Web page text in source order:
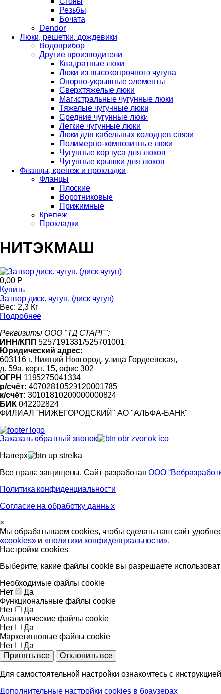
Резьбы
Бочата
Dendor
Люки, решетки, дождевики
Водоприбор
Другие производители
Квадратные люки
Люки из высокопрочного чугуна
Опорно-укрывные элементы
Сверхтяжелые люки
Магистральные чугунные люки
Тяжелые чугунные люки
Средние чугунные люки
Легкие чугунные люки
Люки для кабельных колодцев связи
Полимерно-композитные люки
Чугунные корпуса для люков
Чугунные крышки для люков
Фланцы, крепеж и прокладки
Фланцы
Плоские
Воротниковые
Прижимные
Крепеж
Прокладки
НИТЭКМАШ
0,00 Р
Купить
Затвор диск. чугун. (диск чугун)
Вес: 2,3 Кг
Подробнее
Реквизиты ООО "ТД СТАРГ":
ИНН/КПП 5257191331/525701001
Юридический адрес:
603116 г. Нижний Новгород, улица Гордеевская,
д. 59а, корп. 15, офис 302
ОГРН 1195275041334
р/счёт: 40702810529120001785
к/счёт: 30101810200000000824
БИК 042202824
ФИЛИАЛ "НИЖЕГОРОДСКИЙ" АО "АЛЬФА-БАНК"
Заказать обратный звонок
Наверх
Все права защищены. Сайт разработан ООО
Политика конфиденциальности
Согласие на обработку данных
×
Мы обрабатываем cookies, чтобы сделать наш сайт
«cookies» и «политики конфиденциальности».
Настройки cookies
Выберите, какие файлы cookie вы разрешаете
Необходимые файлы cookie
Нет
Да
Функциональные файлы cookie
Нет
Да
Аналитические файлы cookie
Нет
Да
Маркетинговые файлы cookie
Нет
Да
Принять все
Отклонить все
Для самостоятельной настройки ознакомтесь с инструкцией
Дополнительные настройки cookies в браузерах